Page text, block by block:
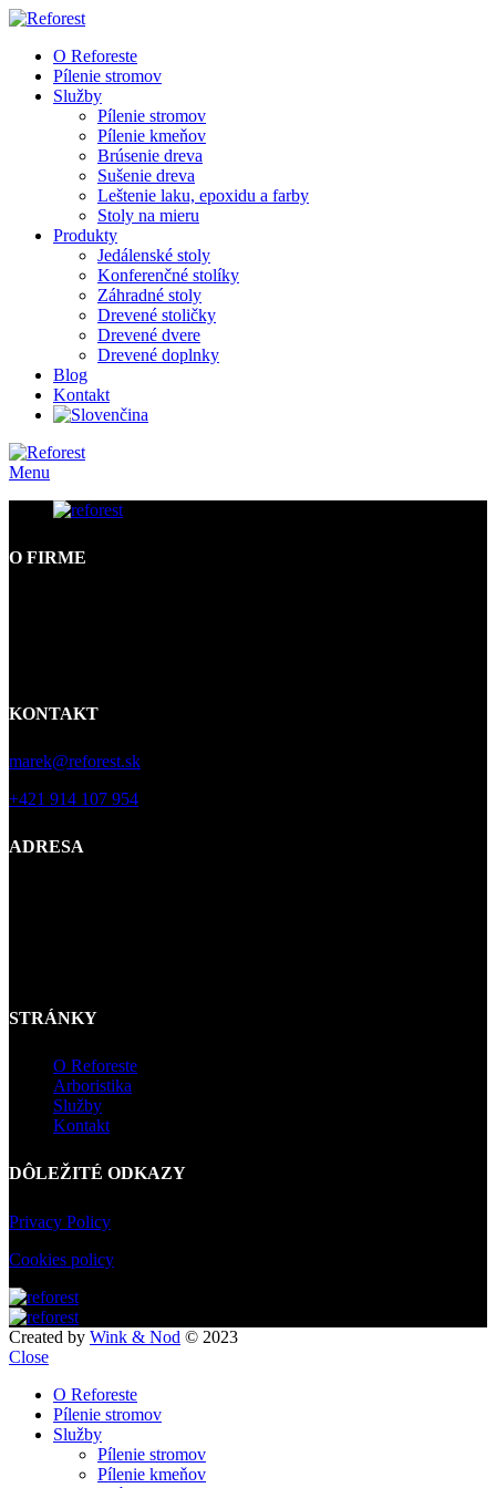
O Reforeste
Pílenie stromov
Služby
Pílenie stromov
Pílenie kmeňov
Brúsenie dreva
Sušenie dreva
Leštenie laku, epoxidu a farby
Stoly na mieru
Produkty
Jedálenské stoly
Konferenčné stolíky
Záhradné stoly
Drevené stoličky
Drevené dvere
Drevené doplnky
Blog
Kontakt
Menu
O FIRME
KONTAKT
marek@reforest.sk
+421 914 107 954
ADRESA
STRÁNKY
O Reforeste
Arboristika
Služby
Kontakt
DÔLEŽITÉ ODKAZY
Privacy Policy
Cookies policy
Created by Wink & Nod © 2023
Close
O Reforeste
Pílenie stromov
Služby
Pílenie stromov
Pílenie kmeňov